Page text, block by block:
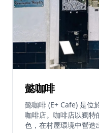
懿咖啡
懿咖啡 (E+ Cafe) 是位
咖啡店。咖啡店以獨
色，在村屋環境中營造